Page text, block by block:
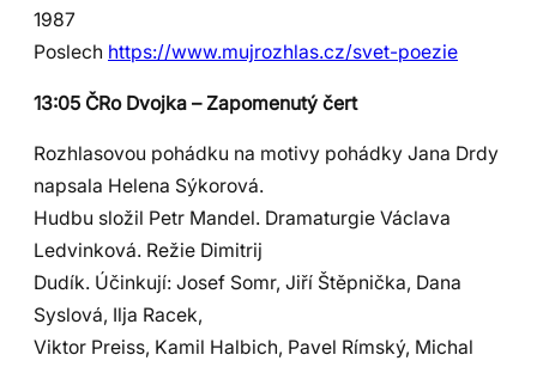
1987
Poslech https://www.mujrozhlas.cz/svet-poezie
13:05 ČRo Dvojka – Zapomenutý čert
Rozhlasovou pohádku na motivy pohádky Jana Drdy
napsala Helena Sýkorová.
Hudbu složil Petr Mandel. Dramaturgie Václava
Ledvinková. Režie Dimitrij
Dudík. Účinkují: Josef Somr, Jiří Štěpnička, Dana
Syslová, Ilja Racek,
Viktor Preiss, Kamil Halbich, Pavel Rímský, Michal